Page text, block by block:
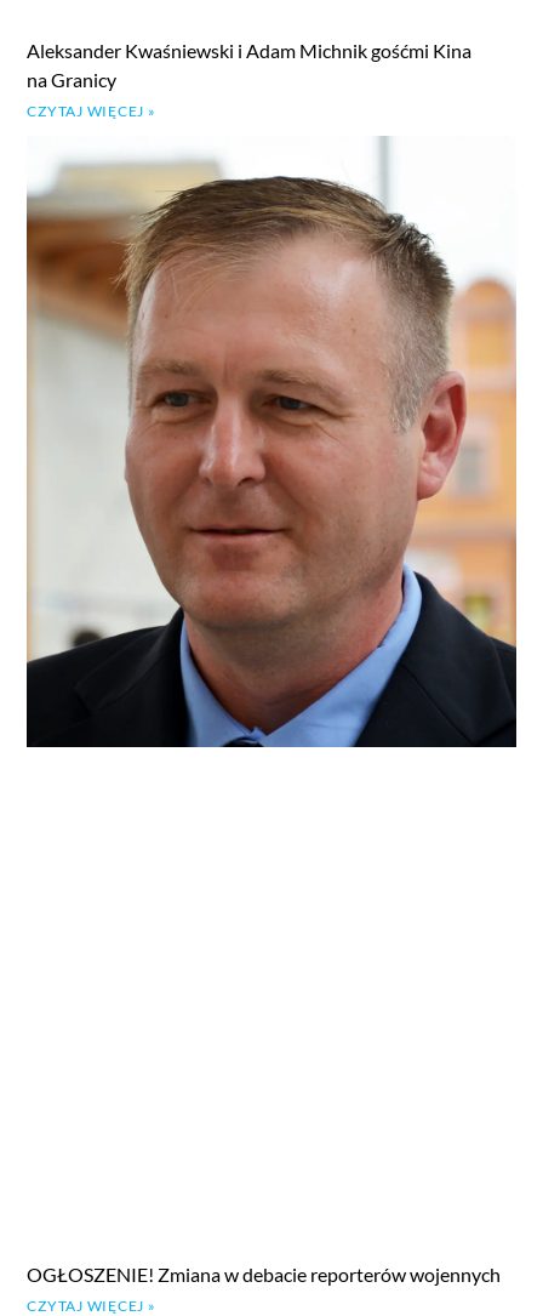
Aleksander Kwaśniewski i Adam Michnik gośćmi Kina
na Granicy
CZYTAJ WIĘCEJ »
OGŁOSZENIE! Zmiana w debacie reporterów wojennych
CZYTAJ WIĘCEJ »